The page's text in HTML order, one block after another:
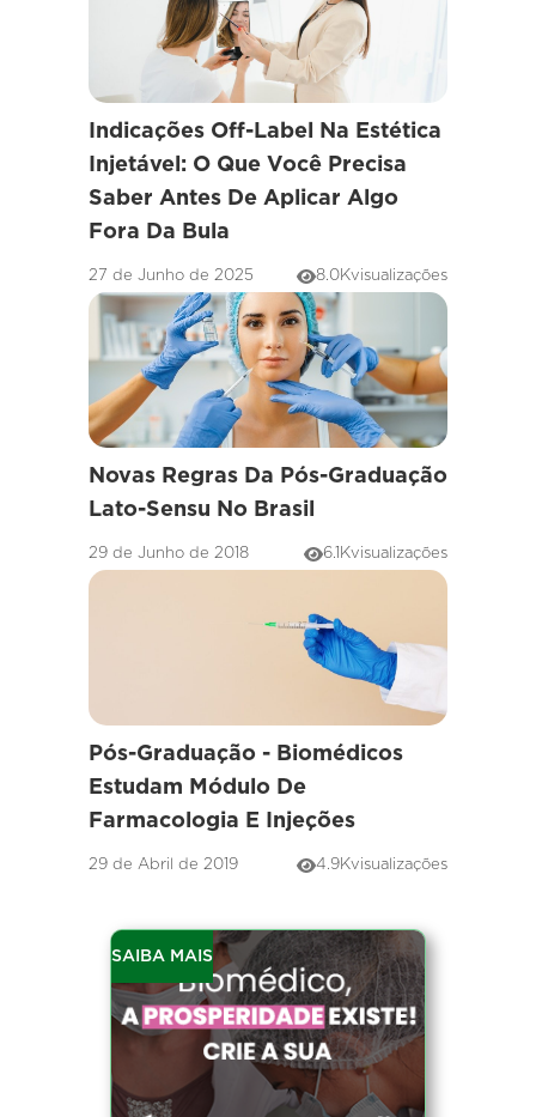
Indicações Off-Label Na Estética
Injetável: O Que Você Precisa
Saber Antes De Aplicar Algo
Fora Da Bula
27 de Junho de 2025 8.0Kvisualizações
Novas Regras Da Pós-Graduação
Lato-Sensu No Brasil
29 de Junho de 2018 6.1Kvisualizações
Pós-Graduação - Biomédicos
Estudam Módulo De
Farmacologia E Injeções
29 de Abril de 2019 4.9Kvisualizações
SAIBA MAIS